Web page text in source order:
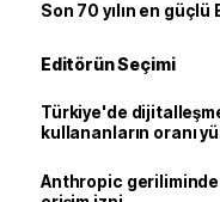
Son 70 yılın en güçlü
Editörün Seçimi
Türkiye'de
kullananların oranı
Anthropic geriliminde